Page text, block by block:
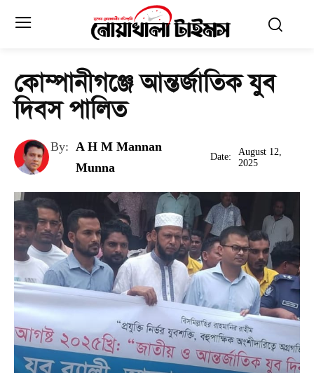
কোম্পানীগঞ্জে আন্তর্জাতিক যুব
দিবস পালিত
By: A H M Mannan
Munna
Date:
August 12,
2025